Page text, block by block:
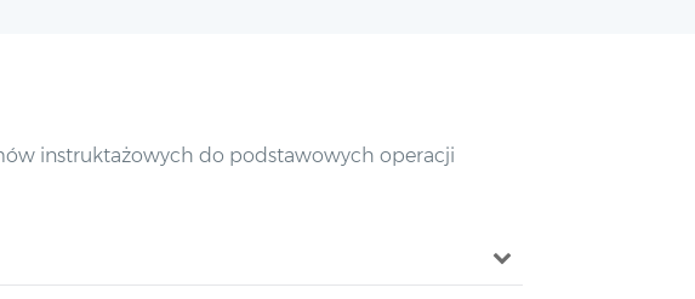
instruktażowych do podstawowych operacji